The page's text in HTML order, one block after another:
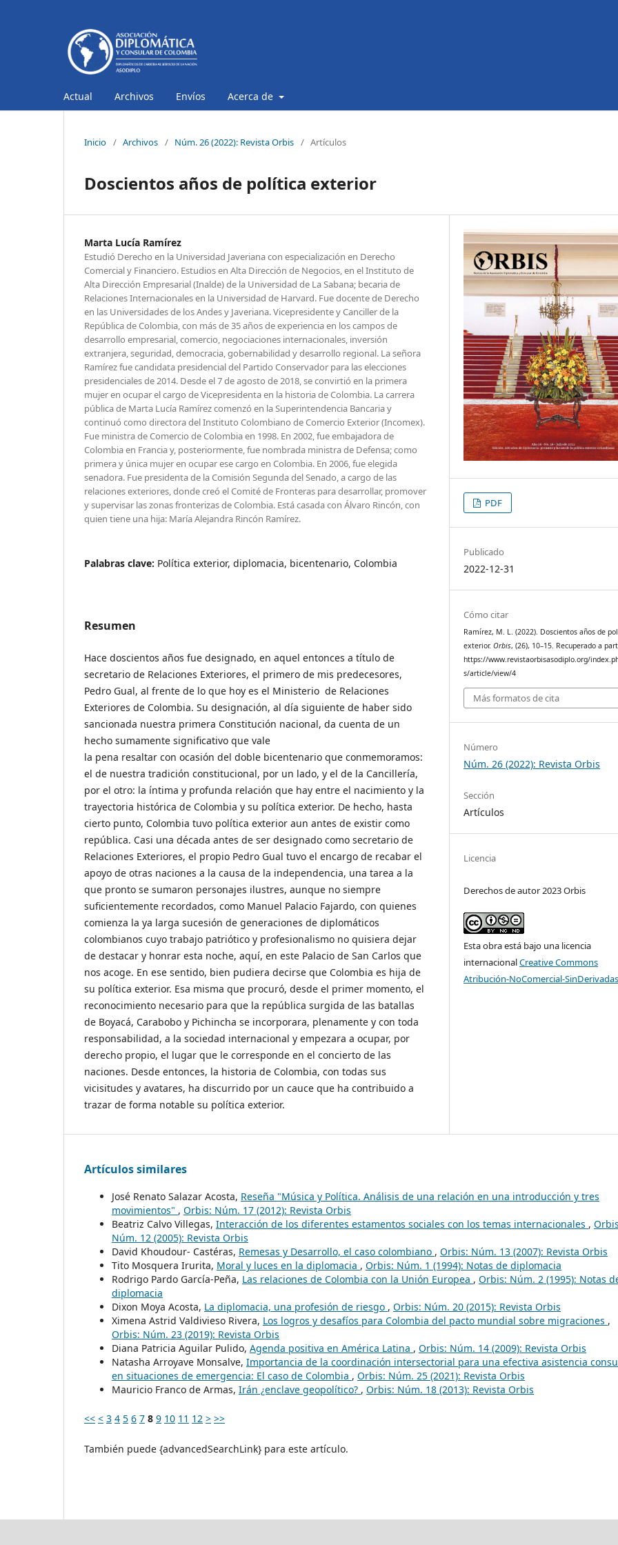
Actual Archivos Envíos Acerca de
Inicio / Archivos / Núm. 26 (2022): Revista Orbis / Artículos
Doscientos años de política exterior
Marta Lucía Ramírez
Estudió Derecho en la Universidad Javeriana con especialización en Derecho
Comercial y Financiero. Estudios en Alta Dirección de Negocios, en el Instituto de
Alta Dirección Empresarial (Inalde) de la Universidad de La Sabana; becaria de
Relaciones Internacionales en la Universidad de Harvard. Fue docente de Derecho
en las Universidades de los Andes y Javeriana. Vicepresidente y Canciller de la
República de Colombia, con más de 35 años de experiencia en los campos de
desarrollo empresarial, comercio, negociaciones internacionales, inversión
extranjera, seguridad, democracia, gobernabilidad y desarrollo regional. La señora
Ramírez fue candidata presidencial del Partido Conservador para las elecciones
presidenciales de 2014. Desde el 7 de agosto de 2018, se convirtió en la primera
mujer en ocupar el cargo de Vicepresidenta en la historia de Colombia. La carrera
pública de Marta Lucía Ramírez comenzó en la Superintendencia Bancaria y
continuó como directora del Instituto Colombiano de Comercio Exterior (Incomex).
Fue ministra de Comercio de Colombia en 1998. En 2002, fue embajadora de
Colombia en Francia y, posteriormente, fue nombrada ministra de Defensa; como
primera y única mujer en ocupar ese cargo en Colombia. En 2006, fue elegida
senadora. Fue presidenta de la Comisión Segunda del Senado, a cargo de las
relaciones exteriores, donde creó el Comité de Fronteras para desarrollar, promover
y supervisar las zonas fronterizas de Colombia. Está casada con Álvaro Rincón, con
quien tiene una hija: María Alejandra Rincón Ramírez.
Palabras clave: Política exterior, diplomacia, bicentenario, Colombia
Resumen
Hace doscientos años fue designado, en aquel entonces a título de
secretario de Relaciones Exteriores, el primero de mis predecesores,
Pedro Gual, al frente de lo que hoy es el Ministerio de Relaciones
Exteriores de Colombia. Su designación, al día siguiente de haber sido
sancionada nuestra primera Constitución nacional, da cuenta de un
hecho sumamente significativo que vale
la pena resaltar con ocasión del doble bicentenario que conmemoramos:
el de nuestra tradición constitucional, por un lado, y el de la Cancillería,
por el otro: la íntima y profunda relación que hay entre el nacimiento y la
trayectoria histórica de Colombia y su política exterior. De hecho, hasta
cierto punto, Colombia tuvo política exterior aun antes de existir como
república. Casi una década antes de ser designado como secretario de
Relaciones Exteriores, el propio Pedro Gual tuvo el encargo de recabar el
apoyo de otras naciones a la causa de la independencia, una tarea a la
que pronto se sumaron personajes ilustres, aunque no siempre
suficientemente recordados, como Manuel Palacio Fajardo, con quienes
comienza la ya larga sucesión de generaciones de diplomáticos
colombianos cuyo trabajo patriótico y profesionalismo no quisiera dejar
de destacar y honrar esta noche, aquí, en este Palacio de San Carlos que
nos acoge. En ese sentido, bien pudiera decirse que Colombia es hija de
su política exterior. Esa misma que procuró, desde el primer momento, el
reconocimiento necesario para que la república surgida de las batallas
de Boyacá, Carabobo y Pichincha se incorporara, plenamente y con toda
responsabilidad, a la sociedad internacional y empezara a ocupar, por
derecho propio, el lugar que le corresponde en el concierto de las
naciones. Desde entonces, la historia de Colombia, con todas sus
vicisitudes y avatares, ha discurrido por un cauce que ha contribuido a
trazar de forma notable su política exterior.
PDF
Publicado
2022-12-31
Cómo citar
Ramírez, M. L. (2022). Doscientos años de
exterior.Orbis, (26), 10–15. Recuperado a
https://www.revistaorbisasodiplo.org/
s/article/view/4
Más formatos de cita
Número
Núm. 26 (2022): Revista Orbis
Sección
Artículos
Licencia
Derechos de autor 2023 Orbis
Esta obra está bajo una licencia
internacionalCreative Commons
Atribución-NoComercial-
Artículos similares
José Renato Salazar Acosta, Reseña "Música y Política. Análisis de una relación en una introducción y tres
movimientos" , Orbis: Núm. 17 (2012): Revista Orbis
Beatriz Calvo Villegas, Interacción de los diferentes estamentos sociales con los temas internacionales ,
Núm. 12 (2005): Revista Orbis
David Khoudour- Castéras, Remesas y Desarrollo, el caso colombiano , Orbis: Núm. 13 (2007): Revista Orbis
Tito Mosquera Irurita, Moral y luces en la diplomacia , Orbis: Núm. 1 (1994): Notas de diplomacia
Rodrigo Pardo García-Peña, Las relaciones de Colombia con la Unión Europea , Orbis: Núm. 2 (1995): Notas
diplomacia
Dixon Moya Acosta, La diplomacia, una profesión de riesgo , Orbis: Núm. 20 (2015): Revista Orbis
Ximena Astrid Valdivieso Rivera, Los logros y desafíos para Colombia del pacto mundial sobre migraciones ,
Orbis: Núm. 23 (2019): Revista Orbis
Diana Patricia Aguilar Pulido, Agenda positiva en América Latina , Orbis: Núm. 14 (2009): Revista Orbis
Natasha Arroyave Monsalve, Importancia de la coordinación intersectorial para una efectiva asistencia
en situaciones de emergencia: El caso de Colombia , Orbis: Núm. 25 (2021): Revista Orbis
Mauricio Franco de Armas, Irán ¿enclave geopolítico? , Orbis: Núm. 18 (2013): Revista Orbis
<< < 3 4 5 6 7 8 9 10 11 12 > >>
También puede {advancedSearchLink} para este artículo.